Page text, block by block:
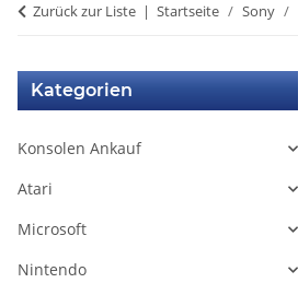
Zurück zur Liste Startseite Sony
Kategorien
Konsolen Ankauf
Atari
Microsoft
Nintendo